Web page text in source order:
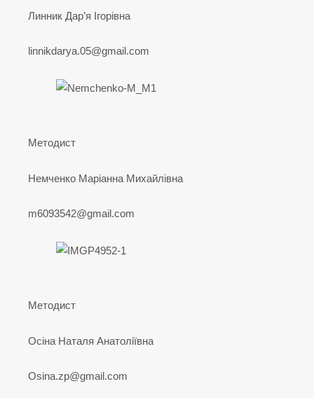
Линник Дар’я Ігорівна
linnikdarya.05@gmail.com
Методист
Немченко Маріанна Михайлівна
m6093542@gmail.com
Методист
Осіна Наталя Анатоліївна
Osina.zp@gmail.com